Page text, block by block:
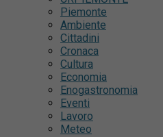
Piemonte
Ambiente
Cittadini
Cronaca
Cultura
Economia
Enogastronomia
Eventi
Lavoro
Meteo